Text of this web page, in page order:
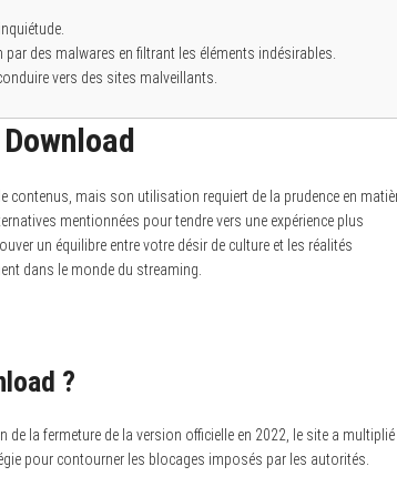
des malwares en filtrant les éléments indésirables.
vers des sites malveillants.
contenus, mais son utilisation requiert de la prudence en
mentionnées pour tendre vers une expérience plus
un équilibre entre votre désir de culture et les réalités
dans le monde du streaming.
?
de la fermeture de la version officielle en 2022, le site a multiplié
pour contourner les blocages imposés par les autorités.